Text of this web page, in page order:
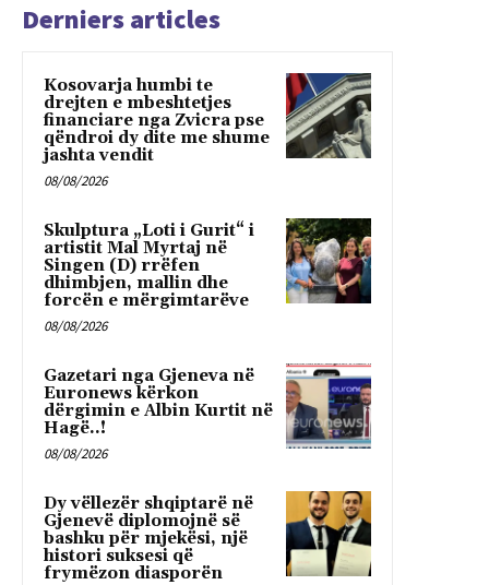
Derniers articles
Kosovarja humbi te
drejten e mbeshtetjes
financiare nga Zvicra pse
qëndroi dy dite me shume
jashta vendit
08/08/2026
Skulptura „Loti i Gurit“ i
artistit Mal Myrtaj në
Singen (D) rrëfen
dhimbjen, mallin dhe
forcën e mërgimtarëve
08/08/2026
Gazetari nga Gjeneva në
Euronews kërkon
dërgimin e Albin Kurtit në
Hagë..!
08/08/2026
Dy vëllezër shqiptarë në
Gjenevë diplomojnë së
bashku për mjekësi, një
histori suksesi që
frymëzon diasporën